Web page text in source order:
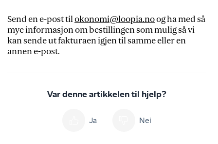
Send en e-post tilokonomi@loopia.noog ha med så
mye informasjon om bestillingen som mulig så vi
kan sende ut fakturaen igjen til samme eller en
annen e-post.
Var denne artikkelen til hjelp?
Ja Nei